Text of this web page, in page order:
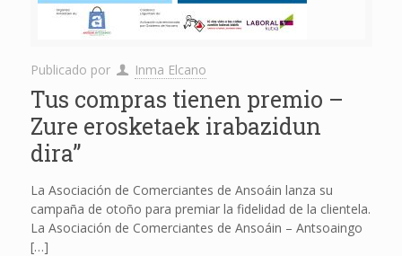
Publicado por Inma Elcano
Tus compras tienen premio –
Zure erosketaek irabazidun
dira”
La Asociación de Comerciantes de Ansoáin lanza su
campaña de otoño para premiar la fidelidad de la clientela.
La Asociación de Comerciantes de Ansoáin – Antsoaingo
[…]